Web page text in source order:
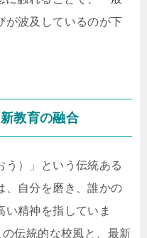
が波及しているのが下
教育の融合
う）」という伝統ある
、自分を磨き、誰かの
い精神を指していま
伝統的な校風と、最新